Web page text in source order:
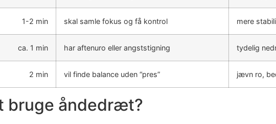
1-2 min skal samle fokus og få kontrol mere
ca. 1 min har aftenuro eller angststigning tydelig
2 min vil finde balance uden “pres” jævn ro,
bruge åndedræt?